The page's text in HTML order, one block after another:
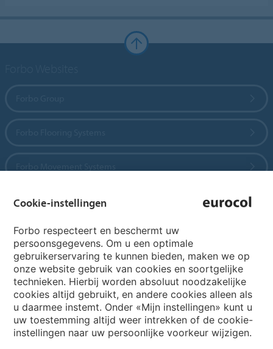
Choose your country
My Forbo
Archief webinars
Archief webinars architecten
Cookie-instellingen
Forbo respecteert en beschermt uw
persoonsgegevens. Om u een optimale
gebruikerservaring te kunnen bieden, maken we op
onze website gebruik van cookies en soortgelijke
technieken. Hierbij worden absoluut noodzakelijke
cookies altijd gebruikt, en andere cookies alleen als
u daarmee instemt. Onder «Mijn instellingen» kunt u
uw toestemming altijd weer intrekken of de cookie-
instellingen naar uw persoonlijke voorkeur wijzigen.